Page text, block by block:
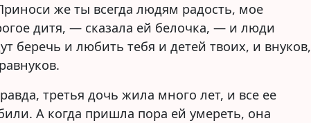
же ты всегда людям радость, мое
дитя, — сказала ей белочка, — и люди
беречь и любить тебя и детей твоих, и внуков,
третья дочь жила много лет, и все ее
А когда пришла пора ей умереть, она